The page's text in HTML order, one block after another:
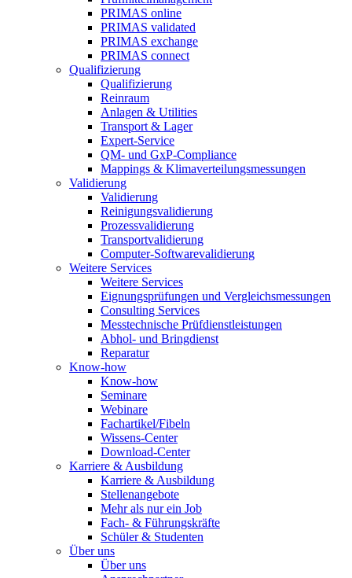
PRIMAS online
PRIMAS validated
PRIMAS exchange
PRIMAS connect
Qualifizierung
Qualifizierung
Reinraum
Anlagen & Utilities
Transport & Lager
Expert-Service
QM- und GxP-Compliance
Mappings & Klimaverteilungsmessungen
Validierung
Validierung
Reinigungsvalidierung
Prozessvalidierung
Transportvalidierung
Computer-Softwarevalidierung
Weitere Services
Weitere Services
Eignungsprüfungen und Vergleichsmessungen
Consulting Services
Messtechnische Prüfdienstleistungen
Abhol- und Bringdienst
Reparatur
Know-how
Know-how
Seminare
Webinare
Fachartikel/Fibeln
Wissens-Center
Download-Center
Karriere & Ausbildung
Karriere & Ausbildung
Stellenangebote
Mehr als nur ein Job
Fach- & Führungskräfte
Schüler & Studenten
Über uns
Über uns